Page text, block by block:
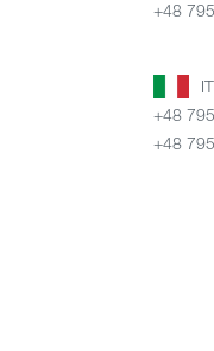
+48
IT
+48
+48